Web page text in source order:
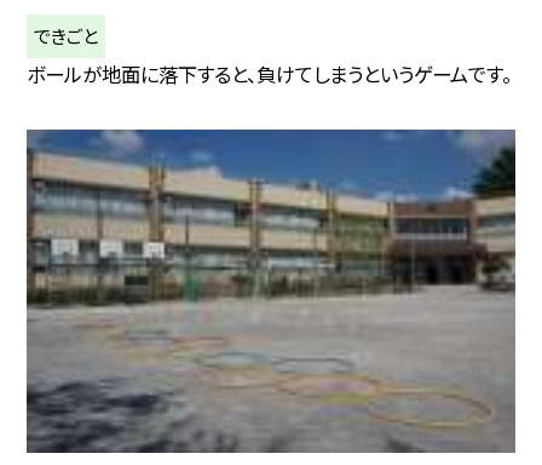
できごと
ボールが地面に落下すると、負けてしまうというゲームです。